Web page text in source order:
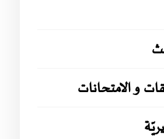
و الامتحانات